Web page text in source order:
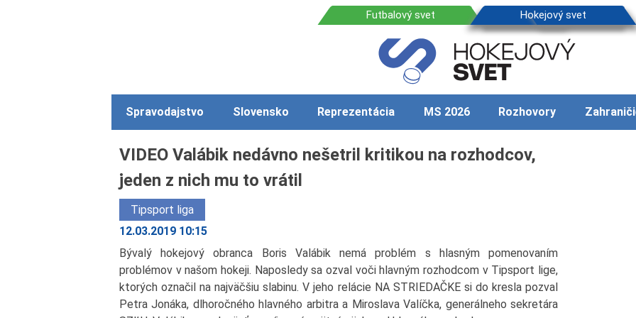
Spravodajstvo Slovensko Reprezentácia MS 2026 Rozhovory
VIDEO Valábik nedávno nešetril kritikou na rozhodcov,
jeden z nich mu to vrátil
Tipsport liga
12.03.2019 10:15
Bývalý hokejový obranca Boris Valábik nemá problém s hlasným pomenovaním
problémov v našom hokeji. Naposledy sa ozval voči hlavným rozhodcom v Tipsport lige,
ktorých označil na najväčšiu slabinu. V jeho relácie NA STRIEDAČKE si do kresla pozval
Petra Jonáka, dlhoročného hlavného arbitra a Miroslava Valíčka, generálneho sekretára